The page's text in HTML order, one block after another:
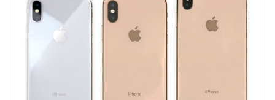
Annuler Publier un commentaire